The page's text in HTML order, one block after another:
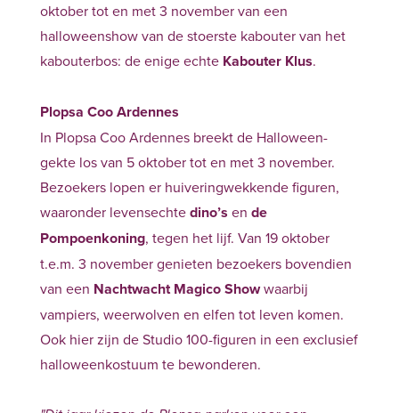
oktober tot en met 3 november van een
halloweenshow van de stoerste kabouter van het
kabouterbos: de enige echte Kabouter Klus.
Plopsa Coo Ardennes
In Plopsa Coo Ardennes breekt de Halloween-
gekte los van 5 oktober tot en met 3 november.
Bezoekers lopen er huiveringwekkende figuren,
waaronder levensechtedino’s en de
Pompoenkoning, tegen het lijf. Van 19 oktober
t.e.m. 3 november genieten bezoekers bovendien
van een Nachtwacht Magico Showwaarbij
vampiers, weerwolven en elfen tot leven komen.
Ook hier zijn de Studio 100-figuren in een exclusief
halloweenkostuum te bewonderen.